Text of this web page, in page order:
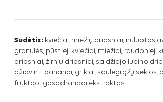
Sudėtis: kviečiai, miežių dribsniai, nuluptos
granulės, pūstieji kviečiai, miežiai, raudonieji
dribsniai, žirnių dribsniai, saldžiojo lubino
džiovinti bananai, grikiai, saulėgrąžų sėklos,
fruktooligosacharidai ekstraktas.